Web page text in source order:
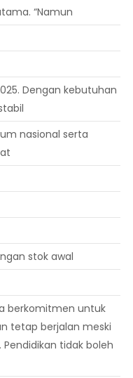
“Namun
Dengan kebutuhan
nasional serta
stok awal
berkomitmen untuk
tetap berjalan meski
tidak boleh